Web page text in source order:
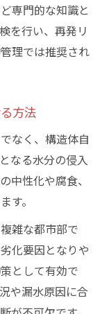
の役割
るコツ
い分け方
の選び方
は止水工事
スを高める
る方法
敗しないコツ
めのチェック
専門的な知識と
を行い、再発リ
理では推奨され
方法
なく、構造体自
なる水分の侵入
中性化や腐食、
す。
雑な都市部で
化要因となりや
として有効で
や漏水原因に合